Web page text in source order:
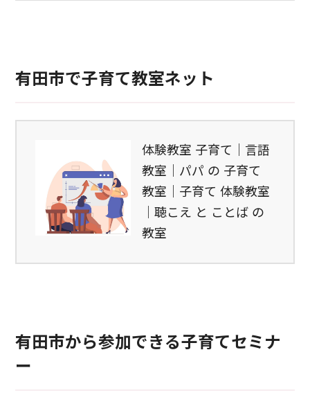
有田市で子育て教室ネット
体験教室 子育て｜言語
教室｜パパ の 子育て
教室｜子育て 体験教室
｜聴こえ と ことば の
教室
有田市から参加できる子育てセミナ
ー